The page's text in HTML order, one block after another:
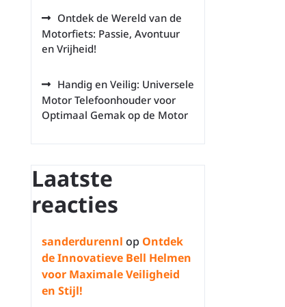
Ontdek de Wereld van de
Motorfiets: Passie, Avontuur
en Vrijheid!
Handig en Veilig: Universele
Motor Telefoonhouder voor
Optimaal Gemak op de Motor
Laatste
reacties
sanderdurennl op Ontdek
de Innovatieve Bell Helmen
voor Maximale Veiligheid
en Stijl!